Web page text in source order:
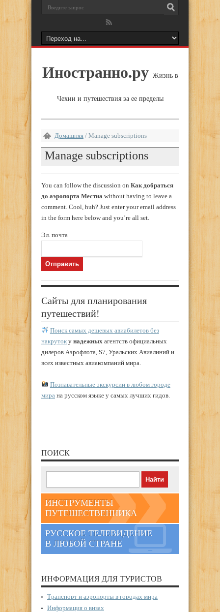
Иностранно.ру Жизнь в
Чехии и путешествия за ее пределы
Домашняя / Manage subscriptions
Manage subscriptions
You can follow the discussion on Как добраться
до аэропорта Местиа without having to leave a
comment. Cool, huh? Just enter your email address
in the form here below and you’re all set.
Эл. почта
Сайты для планирования
путешествий!
Поиск самых дешевых авиабилетов без
накруток у надежных агентств официальных
дилеров Аэрофлота, S7, Уральских Авиалиний и
всех известных авиакомпаний мира.
Познавательные экскурсии в любом городе
мира на русском языке у самых лучших гидов.
ПОИСК
ИНСТРУМЕНТЫ
ПУТЕШЕСТВЕННИКА
РУССКОЕ ТЕЛЕВИДЕНИЕ
В ЛЮБОЙ СТРАНЕ
ИНФОРМАЦИЯ ДЛЯ ТУРИСТОВ
Транспорт и аэропорты в городах мира
Информация о визах